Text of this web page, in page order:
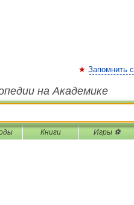
Запомнить
на Академике
Книги Игры ⚽